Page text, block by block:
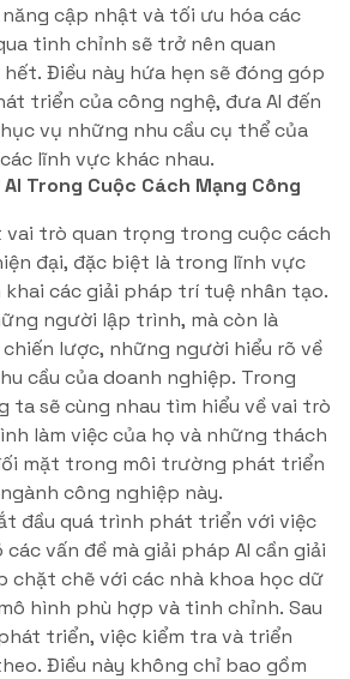
cập nhật và tối ưu hóa các
tinh chỉnh sẽ trở nên quan
Điều này hứa hẹn sẽ đóng góp
triển của công nghệ, đưa AI đến
vụ những nhu cầu cụ thể của
lĩnh vực khác nhau.
Trong Cuộc Cách Mạng Công
vai trò quan trọng trong cuộc cách
đại, đặc biệt là trong lĩnh vực
các giải pháp trí tuệ nhân tạo.
người lập trình, mà còn là
lược, những người hiểu rõ về
cầu của doanh nghiệp. Trong
ta sẽ cùng nhau tìm hiểu về vai trò
làm việc của họ và những thách
mặt trong môi trường phát triển
công nghiệp này.
đầu quá trình phát triển với việc
vấn đề mà giải pháp AI cần giải
chặt chẽ với các nhà khoa học dữ
hình phù hợp và tinh chỉnh. Sau
triển, việc kiểm tra và triển
Điều này không chỉ bao gồm